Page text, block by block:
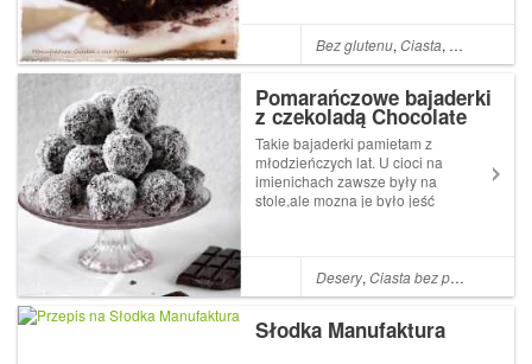
Bez glutenu,Ciasta, Ksylitol
Pomarańczowe bajaderki
z czekoladą Chocolate
Story
Takie bajaderki pamietam z
młodzieńczych lat. U cioci na
imienichach zawsze były na
stole,ale mozna je było jeść
pyszne! Ale ja mając wasne
dzieci, wiem już z do...
Desery,Ciasta bez pieczenia
Słodka Manufaktura